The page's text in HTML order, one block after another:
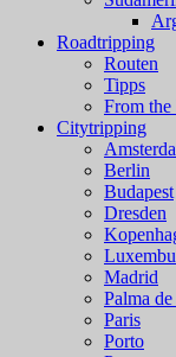
Roadtripping
Routen
Tipps
From the
Citytripping
Berlin
Budapest
Dresden
Madrid
Palma
Paris
Porto